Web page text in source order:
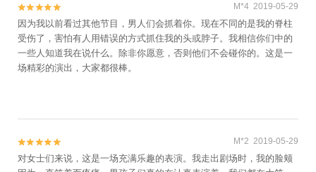

 M*4 2019-05-29
因为我以前看过其他节目，男人们会抓着你。现在不同的是我的脊柱
受伤了，害怕有人用错误的方式抓住我的头或脖子。我相信你们中的
一些人知道我在说什么。除非你愿意，否则他们不会碰你的。这是一
场精彩的演出，大家都很棒。

 M*2 2019-05-29
对女士们来说，这是一场充满乐趣的表演。我走出剧场时，我的脸颊